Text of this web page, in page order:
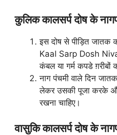
कुलिक कालसर्प दोष के
इस दोष से पीड़ित
Kaal Sarp Dosh
कंबल या गर्म कपडे ग़रीबों
नाग पंचमी वाले दिन
लेकर उसकी पूजा करके
रखना चाहिए।
वासुकि कालसर्प दोष के